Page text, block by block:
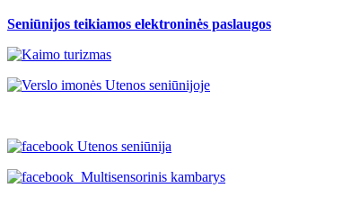
Seniūnijos teikiamos elektroninės paslaugos
Utenos seniūnija
Multisensorinis kambarys